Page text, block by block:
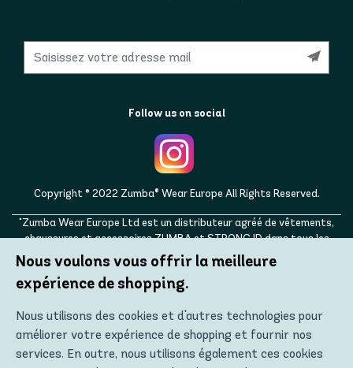
Follow us on social
Copyright © 2022 Zumba® Wear Europe All Rights Reserved.
"Zumba Wear Europe Ltd est un distributeur agréé de vêtements,
chaussures et accessoires ZUMBA et STRONG ID dans tous les
pays européens, ainsi qu'au Royaume-Uni, en Norvège, en Suisse, en
Islande, en Ukraine, en Moldavie, en Turquie, en Russie. ZUMBA,
STRONG ID et les logos ZUMBA et STRONG ID sont des marques
Nous voulons vous offrir la meilleure
expérience de shopping.
Nous utilisons des cookies et d'autres technologies pour
améliorer votre expérience de shopping et fournir nos
services. En outre, nous utilisons également ces cookies